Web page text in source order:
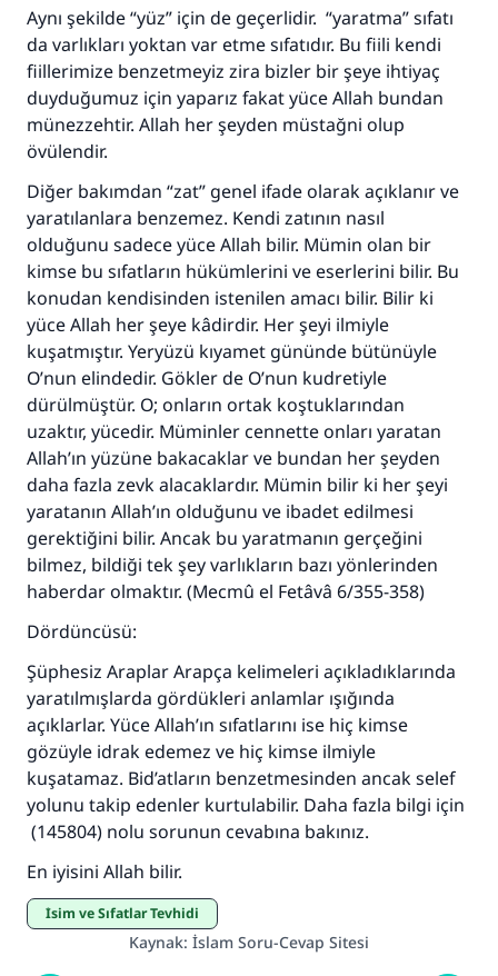
Aynı şekilde “yüz” için de geçerlidir. “yaratma” sıfatı
da varlıkları yoktan var etme sıfatıdır. Bu fiili kendi
fiillerimize benzetmeyiz zira bizler bir şeye ihtiyaç
duyduğumuz için yaparız fakat yüce Allah bundan
münezzehtir. Allah her şeyden müstağni olup
övülendir.
Diğer bakımdan “zat” genel ifade olarak açıklanır ve
yaratılanlara benzemez. Kendi zatının nasıl
olduğunu sadece yüce Allah bilir. Mümin olan bir
kimse bu sıfatların hükümlerini ve eserlerini bilir. Bu
konudan kendisinden istenilen amacı bilir. Bilir ki
yüce Allah her şeye kâdirdir. Her şeyi ilmiyle
kuşatmıştır. Yeryüzü kıyamet gününde bütünüyle
O’nun elindedir. Gökler de O’nun kudretiyle
dürülmüştür. O; onların ortak koştuklarından
uzaktır, yücedir. Müminler cennette onları yaratan
Allah’ın yüzüne bakacaklar ve bundan her şeyden
daha fazla zevk alacaklardır. Mümin bilir ki her şeyi
yaratanın Allah’ın olduğunu ve ibadet edilmesi
gerektiğini bilir. Ancak bu yaratmanın gerçeğini
bilmez, bildiği tek şey varlıkların bazı yönlerinden
haberdar olmaktır. (Mecmû el Fetâvâ 6/355-358)
Dördüncüsü:
Şüphesiz Araplar Arapça kelimeleri açıkladıklarında
yaratılmışlarda gördükleri anlamlar ışığında
açıklarlar. Yüce Allah’ın sıfatlarını ise hiç kimse
gözüyle idrak edemez ve hiç kimse ilmiyle
kuşatamaz. Bid’atların benzetmesinden ancak selef
yolunu takip edenler kurtulabilir. Daha fazla bilgi için
(145804) nolu sorunun cevabına bakınız.
En iyisini Allah bilir.
İsim ve Sıfatlar Tevhidi
Kaynak: İslam Soru-Cevap Sitesi